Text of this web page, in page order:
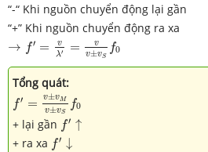
“-“ Khi nguồn chuyển động lại gần
“+” Khi nguồn chuyển động ra xa
→ f′ =
v
λ′ =
v
v±vS
f0
→ = ′= Sf0
Tổng quát:
f′ = v±vM
v±vS
f0
f =v± vMv
+ lại gần f′ ↑
f′↑
+ ra xa f′ ↓
f′↓